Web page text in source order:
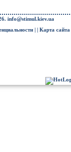
info@stimul.kiev.ua
| | Карта сайта